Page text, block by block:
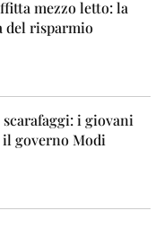
mezzo letto: la
del risparmio
i giovani
governo Modi